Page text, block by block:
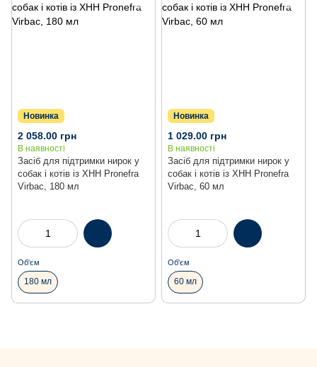
Новинка
Засіб для підтримки нирок у
собак і котів із ХНН Pronefra
Virbac, 180 мл
2 058.00 грн
В наявності
Об'єм
180 мл
Новинка
Засіб для підтримки нирок у
собак і котів із ХНН Pronefra
Virbac, 60 мл
1 029.00 грн
В наявності
Об'єм
60 мл